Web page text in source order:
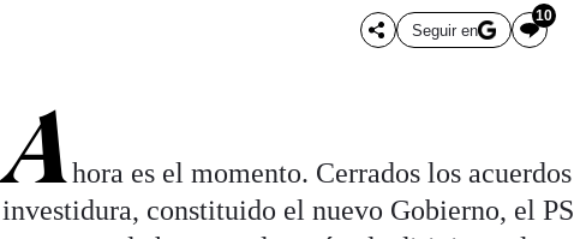
Seguir en
10
Ahora es el momento. Cerrados los
investidura, constituido el nuevo Gobierno, el